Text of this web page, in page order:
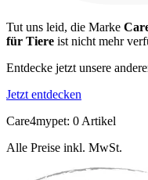
Tut uns leid, die Marke
für Tiere ist nicht mehr
Entdecke jetzt unsere
Jetzt entdecken
Care4mypet: 0 Artikel
Alle Preise inkl. MwSt.